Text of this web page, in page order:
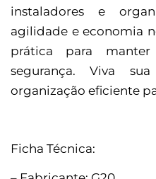
instaladores e
agilidade e economia
prática para
segurança. Viva
organização eficiente
Ficha Técnica: